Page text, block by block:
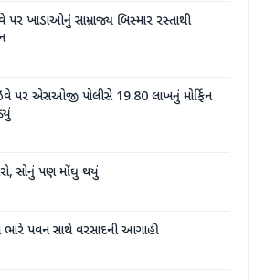
પર ખાડાઓનું સામ્રાજ્ય બિસ્માર રસ્તાથી
પર એસઓજી પોલીસે 19.80 લાખનું મોર્ફિન
સોનું પણ મોંઘુ થયું
પવન સાથે વરસાદની આગાહી